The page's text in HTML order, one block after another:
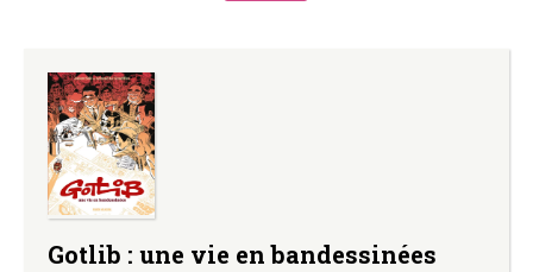
Gotlib : une vie en bandessinées